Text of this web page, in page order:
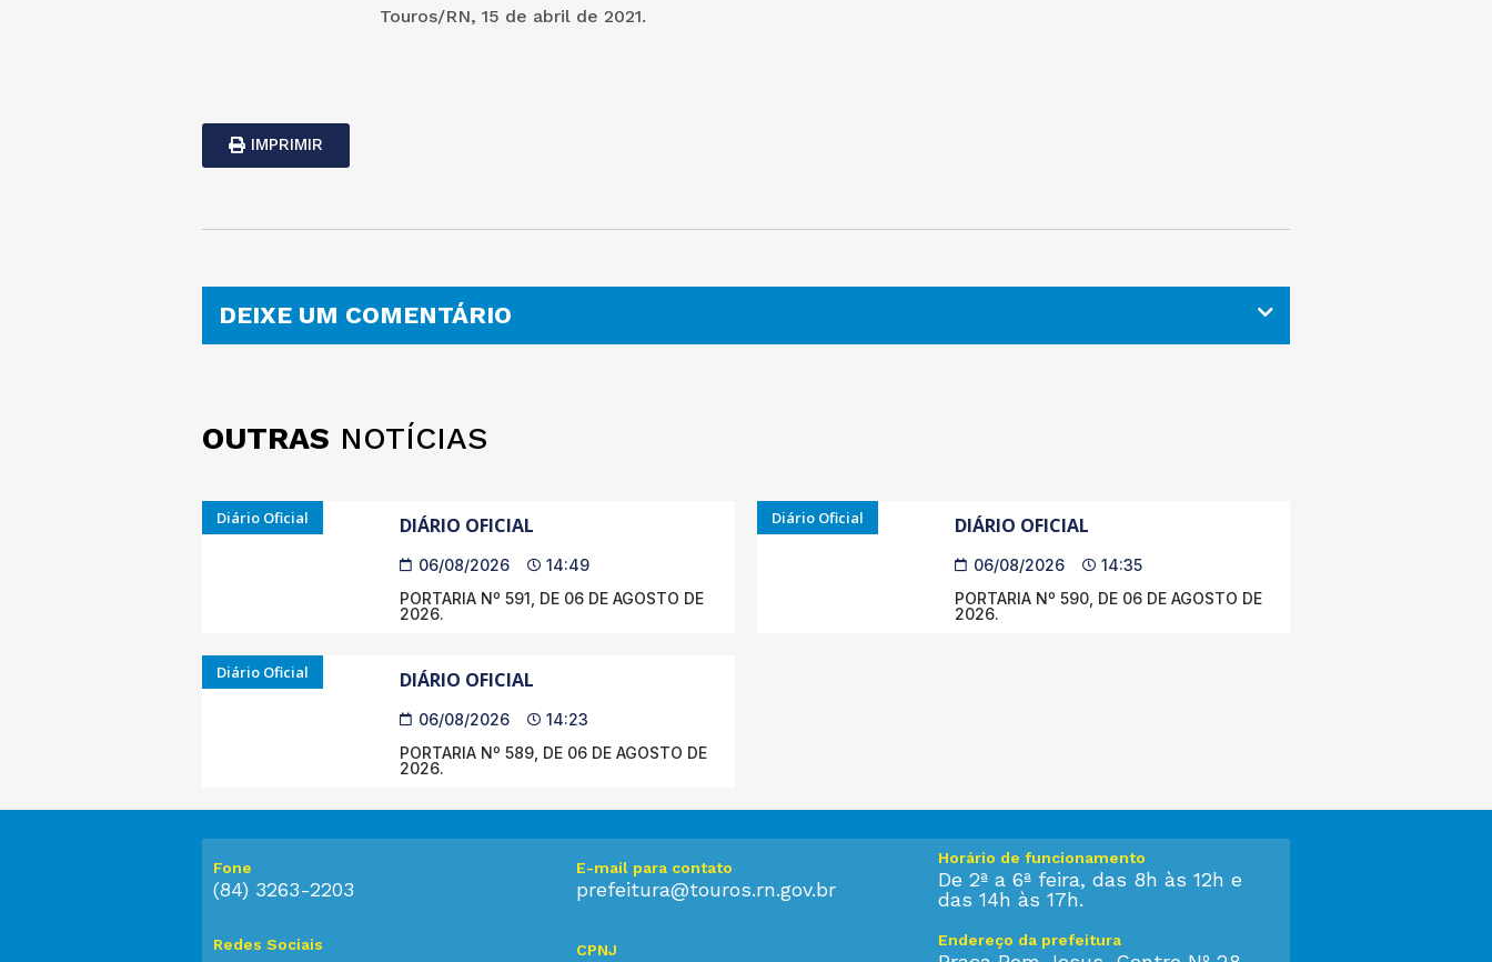
Touros/RN, 15 de abril de 2021.
IMPRIMIR
DEIXE UM COMENTÁRIO
OUTRAS NOTÍCIAS
Diário Oficial DIÁRIO OFICIAL
06/08/2026
14:49
PORTARIA Nº 591, DE 06 DE AGOSTO DE
2026.
Diário Oficial DIÁRIO OFICIAL
06/08/2026
14:35
PORTARIA Nº 590, DE 06 DE AGOSTO DE
2026.
Diário Oficial DIÁRIO OFICIAL
06/08/2026
14:23
PORTARIA Nº 589, DE 06 DE AGOSTO DE
2026.
Fone
(84) 3263-2203
E-mail para contato
prefeitura@touros.rn.gov.br
Horário de funcionamento
De 2ª a 6ª feira, das 8h às 12h e
das 14h às 17h.
Redes Sociais CPNJ
Endereço da prefeitura